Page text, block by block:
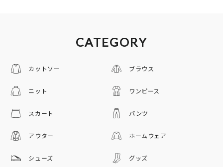
CATEGORY
カットソー ブラウス
ニット ワンピース
スカート パンツ
アウター ホームウェア
シューズ グッズ